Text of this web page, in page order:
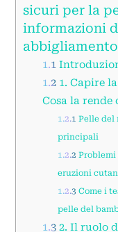
sicuri per la
informazioni
1.1
1.21. Capire
Cosa la rende
1.2.1 Pelle del
principali
1.2.2 Problemi
eruzioni
1.2.3 Come i
pelle del
1.32. Il ruolo